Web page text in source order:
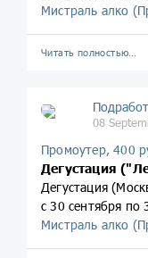
Мистраль алко
Читать полностью…
08
Промоутер, 400
Дегустация
Дегустация
с 30 сентября по
Мистраль алко